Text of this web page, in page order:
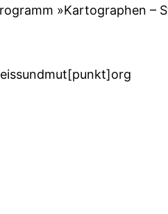
»Kartographen –